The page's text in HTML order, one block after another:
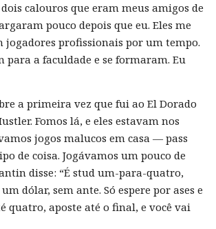
calouros que eram meus amigos de
pouco depois que eu. Eles me
jogadores profissionais por um tempo.
para a faculdade e se formaram. Eu
a primeira vez que fui ao El Dorado
Fomos lá, e eles estavam nos
jogos malucos em casa — pass
de coisa. Jogávamos um pouco de
disse: “É stud um-para-quatro,
dólar, sem ante. Só espere por ases e
quatro, aposte até o final, e você vai